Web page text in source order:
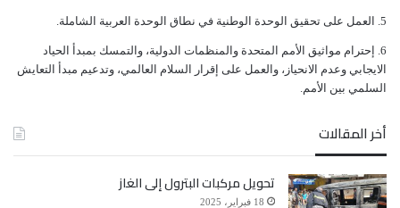
ﺍﻟﻌﻤﻞ ﻋﻠﻰ ﺗﺤﻘﻴﻖ ﺍﻟﻮﺣﺪﺓ ﺍﻟﻮﻃﻨﻴﺔ ﻓﻲ ﻧﻄﺎﻕ ﺍﻟﻮﺣﺪﺓ ﺍﻟﻌﺮﺑﻴﺔ ﺍﻟﺸﺎﻣﻠﺔ.
ﺇﺣﺘﺮﺍﻡ ﻣﻮﺍﺛﻴﻖ الأﻣﻢ ﺍﻟﻤﺘﺤﺪﺓ ﻭﺍﻟﻤﻨﻈﻤﺎﺕ ﺍﻟﺪﻭﻟﻴﺔ، ﻭﺍﻟﺘﻤﺴﻚ ﺑﻤﺒﺪﺃ ﺍﻟﺤﻴﺎﺩ
ﺍﻻﻳﺠﺎﺑﻲ ﻭﻋﺪﻡ ﺍﻻﻧﺤﻴﺎﺯ، ﻭﺍﻟﻌﻤﻞ ﻋﻠﻰ ﺇﻗﺮﺍﺭ ﺍﻟﺴﻼﻡ ﺍﻟﻌﺎﻟﻤﻲ، ﻭﺗﺪﻋﻴﻢ ﻣﺒﺪﺃ ﺍﻟﺘﻌﺎﻳﺶ
ﺍﻟﺴﻠﻤﻲ ﺑﻴﻦ ﺍﻷﻣﻢ.
أخر المقالات
تحويل مركبات البترول إلى الغاز
18 فبراير، 2025